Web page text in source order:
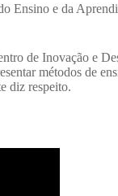
Ensino e da
de Inovação e
métodos de
diz respeito.